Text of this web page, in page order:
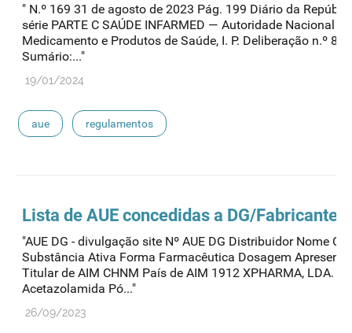
" N.º 169 31 de agosto de 2023 Pág. 199 Diário da
série PARTE C SAÚDE INFARMED — Autoridade Nacional do
Medicamento e Produtos de Saúde, I. P. Deliberação n.º
Sumário:..."
19/01/2024
aue regulamentos
Lista de AUE concedidas a DG/Fabricantes
"AUE DG - divulgação site Nº AUE DG Distribuidor Nome
Substância Ativa Forma Farmacêutica Dosagem
Titular de AIM CHNM País de AIM 1912 XPHARMA, LDA.
Acetazolamida Pó..."
26/09/2023